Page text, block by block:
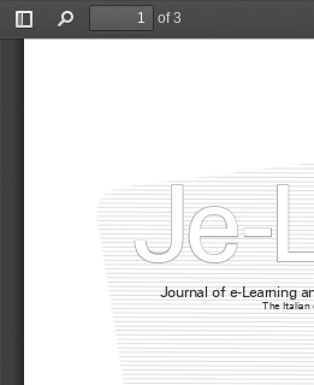
Toggle
Find
of 3
Je-
The Italian
Journal of e-Learning